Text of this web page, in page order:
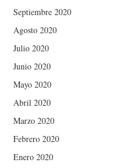
Septiembre 2020
Agosto 2020
Julio 2020
Junio 2020
Mayo 2020
Abril 2020
Marzo 2020
Febrero 2020
Enero 2020